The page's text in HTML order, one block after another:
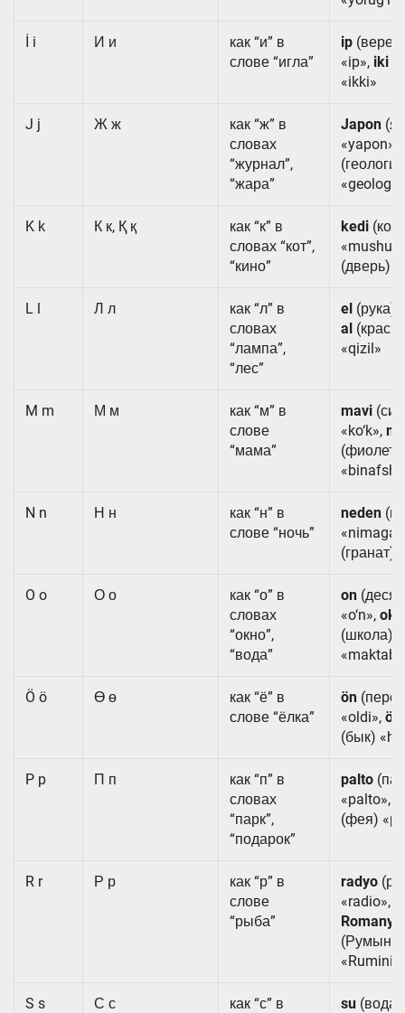
İ i И и
как “и” в
слове “игла”
ip
«ip», iki
«ikki»
J j Ж ж
как “ж” в
словах
“журнал”,
“жара”
Japon
«yapon»,
K k К к, Қ қ
как “к” в
словах “кот”,
“кино”
kedi
(дверь)
L l Л л
как “л” в
словах
“лампа”,
“лес”
el (рука)
al
«qizil»
M m М м
как “м” в
слове
“мама”
mavi
«ko‘k»,
N n Н н
как “н” в
слове “ночь”
neden
(гранат)
O o О о
как “о” в
словах
“окно”,
“вода”
on
«o‘n»,
(школа)
«maktab»
Ö ö Ө ө
как “ё” в
слове “ёлка”
ön
«oldi»,
(бык)
P p П п
как “п” в
словах
“парк”,
“подарок”
palto
«palto»,
(фея)
R r Р р
как “р” в
слове
“рыба”
radyo
«radio»,
Romanya
S s С с
как “с” в
su (вода)